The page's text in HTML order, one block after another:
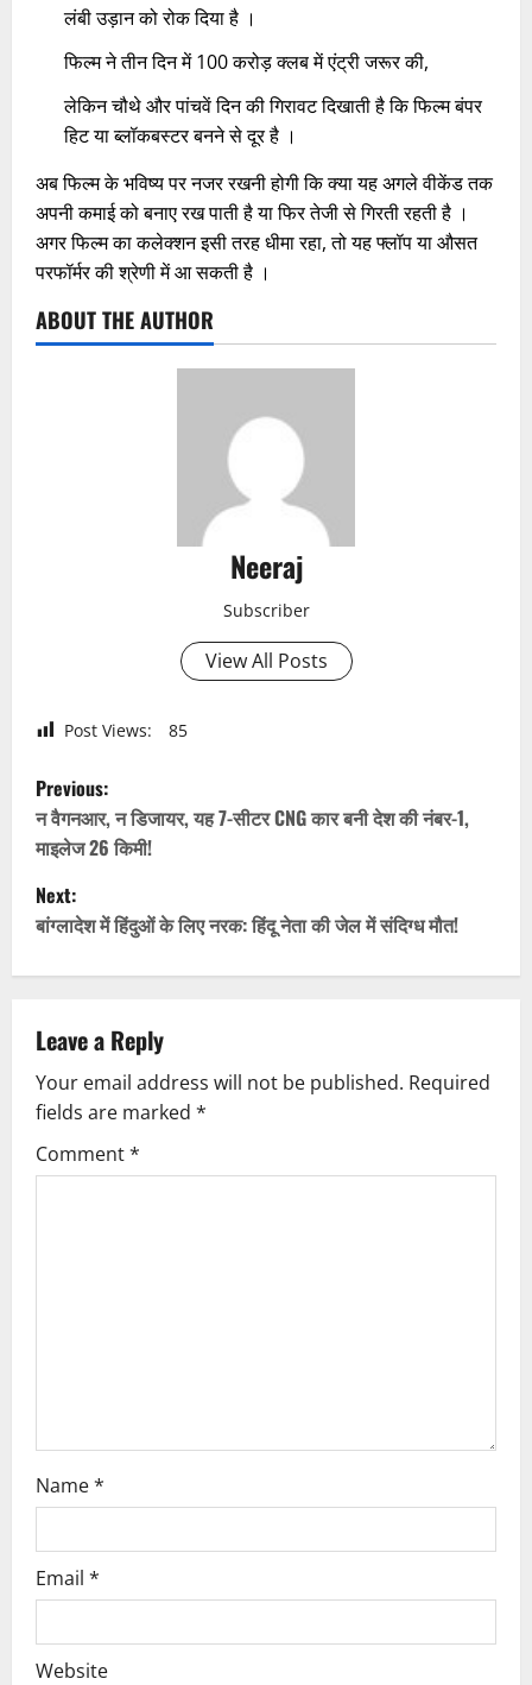
लंबी उड़ान को रोक दिया है ।
फिल्म ने तीन दिन में 100 करोड़ क्लब में एंट्री जरूर की,
लेकिन चौथे और पांचवें दिन की गिरावट दिखाती है कि फिल्म बंपर
हिट या ब्लॉकबस्टर बनने से दूर है ।
अब फिल्म के भविष्य पर नजर रखनी होगी कि क्या यह अगले वीकेंड तक
अपनी कमाई को बनाए रख पाती है या फिर तेजी से गिरती रहती है ।
अगर फिल्म का कलेक्शन इसी तरह धीमा रहा, तो यह फ्लॉप या औसत
परफॉर्मर की श्रेणी में आ सकती है ।
ABOUT THE AUTHOR
Neeraj
Subscriber
View All Posts
Post Views: 85
P
o
s
t
n
a
v
i
g
Previous:
न वैगनआर, न डिजायर, यह 7-सीटर CNG कार बनी देश की नंबर-1,
माइलेज 26 किमी!
Next:
बांग्लादेश में हिंदुओं के लिए नरक: हिंदू नेता की जेल में संदिग्ध मौत!
Leave a Reply
Your email address will not be published. Required
fields are marked *
Comment*
Name*
Email *
Website